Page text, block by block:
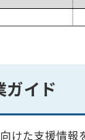
ガイド
けた支援情報